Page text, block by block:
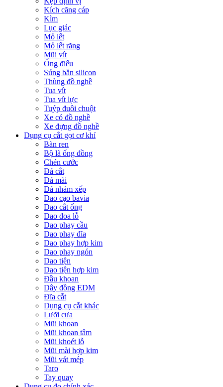
Kích căng cáp
Kìm
Lục giác
Mỏ lết
Mỏ lết răng
Mũi vít
Ống điếu
Súng bắn silicon
Thùng đồ nghề
Tua vít
Tua vít lực
Tuýp đuôi chuột
Xe có đồ nghề
Xe đựng đồ nghề
Dụng cụ cắt gọt cơ khí
Bàn ren
Bộ lã ống đồng
Chén cước
Đá cắt
Đá mài
Đá nhám xếp
Dao cạo bavia
Dao cắt ống
Dao doa lỗ
Dao phay cầu
Dao phay đĩa
Dao phay hợp kim
Dao phay ngón
Dao tiện
Dao tiện hợp kim
Đầu khoan
Dây đồng EDM
Đĩa cắt
Dụng cụ cắt khác
Lưỡi cưa
Mũi khoan
Mũi khoan tâm
Mũi khoét lỗ
Mũi mài hợp kim
Mũi vát mép
Taro
Tay quay